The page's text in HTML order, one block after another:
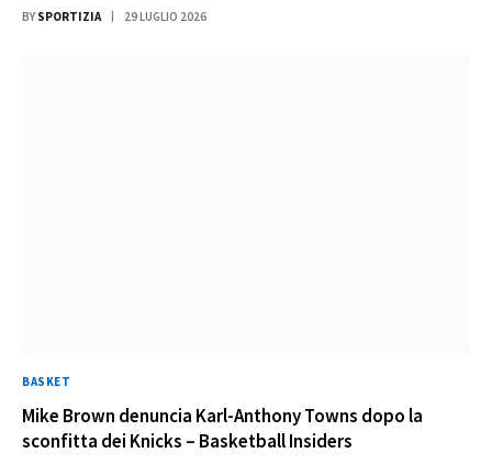
BY SPORTIZIA 29 LUGLIO 2026
BASKET
Mike Brown denuncia Karl-Anthony Towns dopo la
sconfitta dei Knicks – Basketball Insiders